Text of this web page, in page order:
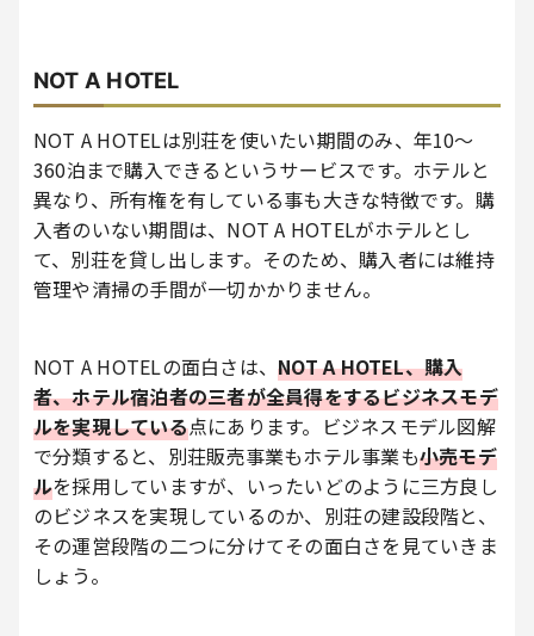
NOT A HOTEL
NOT A HOTELは別荘を使いたい期間のみ、年10〜
360泊まで購入できるというサービスです。ホテルと
異なり、所有権を有している事も大きな特徴です。購
入者のいない期間は、NOT A HOTELがホテルとし
て、別荘を貸し出します。そのため、購入者には維持
管理や清掃の手間が一切かかりません。
NOT A HOTELの面白さは、NOT A HOTEL、購入
者、ホテル宿泊者の三者が全員得をするビジネスモデ
ルを実現している点にあります。ビジネスモデル図解
で分類すると、別荘販売事業もホテル事業も小売モデ
ルを採用していますが、いったいどのように三方良し
のビジネスを実現しているのか、別荘の建設段階と、
その運営段階の二つに分けてその面白さを見ていきま
しょう。